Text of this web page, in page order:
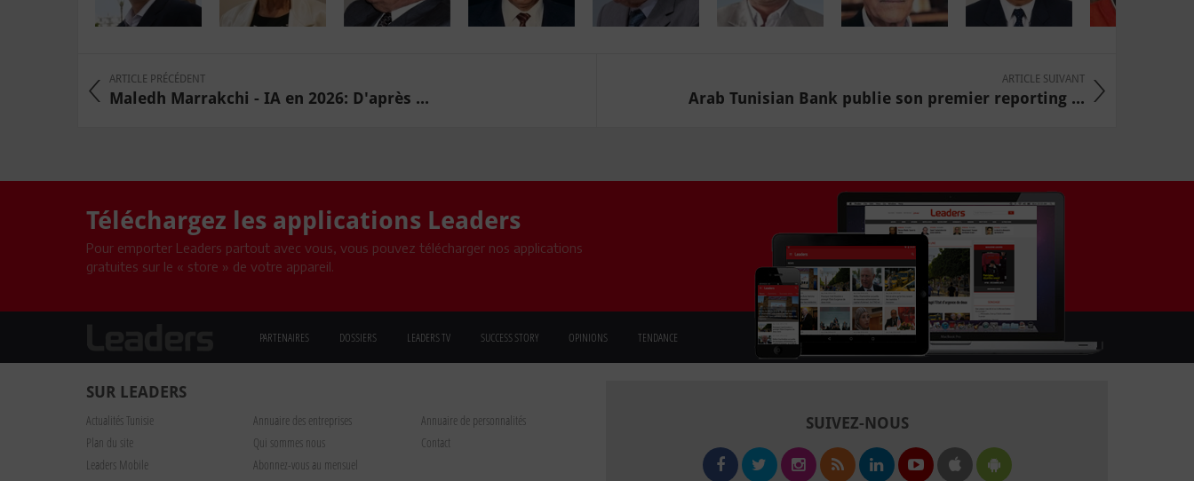
ARTICLE PRÉCÉDENT
Maledh Marrakchi - IA en 2026: D'après ...
ARTICLE SUIVANT
Arab Tunisian Bank publie son premier reporting ...
Téléchargez les applications Leaders
Pour emporter Leaders partout avec vous, vous pouvez télécharger nos applications
gratuites sur le « store » de votre appareil.
PARTENAIRES DOSSIERS LEADERS TV SUCCESS STORY OPINIONS TENDANCE
SUR LEADERS
Actualités Tunisie Annuaire des entreprises
Annuaire de personnalités
Plan du site
Qui sommes nous
Contact
Leaders Mobile
Abonnez-vous au mensuel
SUIVEZ-NOUS